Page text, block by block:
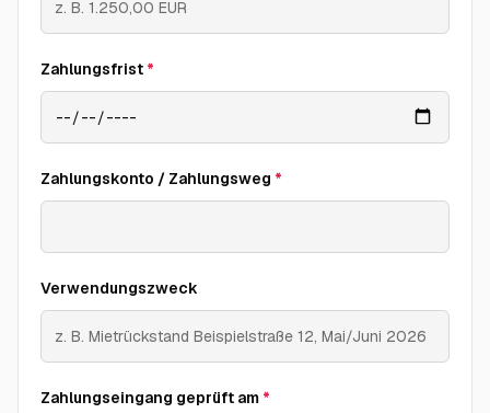
Zahlungsfrist *
Zahlungskonto / Zahlungsweg *
Verwendungszweck
Zahlungseingang geprüft am *